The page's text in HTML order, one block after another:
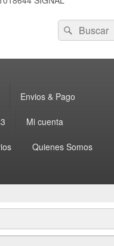
Buscar
por:
Buscar
Envios & Pago
Mi cuenta
Quienes Somos